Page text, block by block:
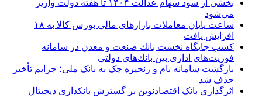
بخشی از سود سهام عدالت ۱۴۰۴ تا هفته دولت واریز
می‌شود
ساعت پایان معاملات بازارهای مالی بورس کالا به ۱۸
افزایش یافت
كسب جایگاه نخست بانك صنعت و معدن در سامانه
فوریت‌های اداری بین بانك‌های دولتی
بازگشت سامانه بام و زنجیره چک به بانک ملی؛ جرایم تأخیر
حذف شد
اثرگذاری بانک اقتصادنوین بر گسترش بانکداری دیجیتال